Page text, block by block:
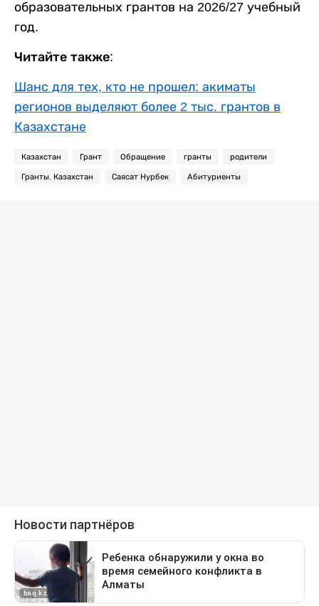
образовательных грантов на 2026/27 учебный
год.
Читайте также:
Шанс для тех, кто не прошел: акиматы
регионов выделяют более 2 тыс. грантов в
Казахстане
Казахстан Грант Обращение гранты родители
Гранты. Казахстан Саясат Нурбек Абитуриенты